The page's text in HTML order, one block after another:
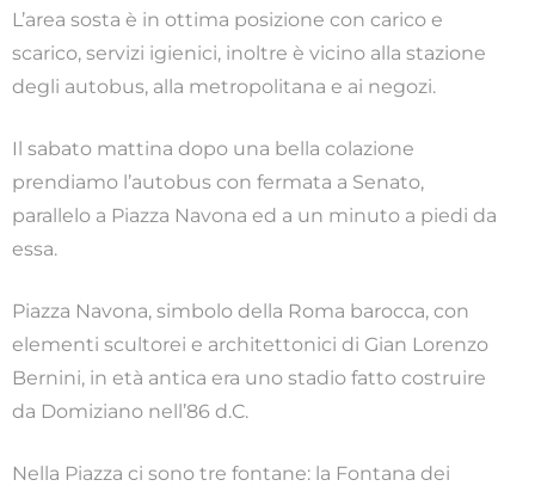
L’area sosta è in ottima posizione con carico e
scarico, servizi igienici, inoltre è vicino alla stazione
degli autobus, alla metropolitana e ai negozi.
Il sabato mattina dopo una bella colazione
prendiamo l’autobus con fermata a Senato,
parallelo a Piazza Navona ed a un minuto a piedi da
essa.
Piazza Navona, simbolo della Roma barocca, con
elementi scultorei e architettonici di Gian Lorenzo
Bernini, in età antica era uno stadio fatto costruire
da Domiziano nell’86 d.C.
Nella Piazza ci sono tre fontane: la Fontana dei